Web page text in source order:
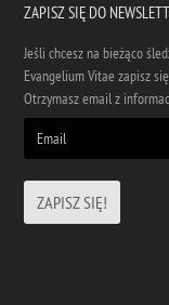
ZAPISZ SIĘ DO
Jeśli chcesz na bieżąco
Evangelium Vitae zapisz
Otrzymasz email z